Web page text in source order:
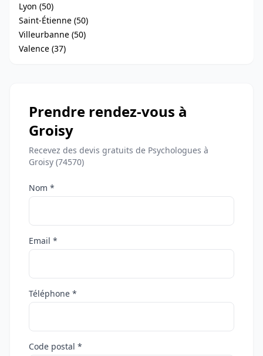
Lyon (50)
Saint-Étienne (50)
Villeurbanne (50)
Valence (37)
Prendre rendez-vous à
Groisy
Recevez des devis gratuits de Psychologues à
Groisy (74570)
Nom *
Email *
Téléphone *
Code postal *